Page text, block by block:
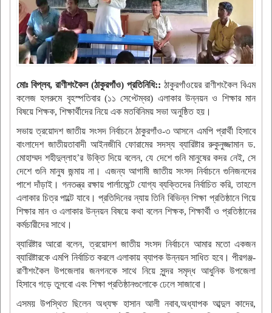
মোঃ বিপ্লব, রাণীশংকৈল (ঠাকুরগাঁও) প্রতিনিধি:: ঠাকুরগাঁওয়ের রাণীশংকৈল বিএম
কলেজ হলরুমে বৃহস্পতিবার (১১ সেপ্টেম্বর) এলাকার উন্নয়ন ও শিক্ষার মান
বিষয়ে শিক্ষক, শিক্ষার্থীদের নিয়ে এক মতবিনিময় সভা অনুষ্ঠিত হয়।
সভায় ত্রয়োদশ জাতীয় সংসদ নির্বাচনে ঠাকুরগাঁও-৩ আসনে এমপি প্রার্থী হিসাবে
বাংলাদেশ জাতীয়তাবাদী আইনজীবি ফোরামের সদস্য ব্যারিষ্টার রুকুনুজ্জামান ড.
মোহাম্মদ শহীদুল্লাহ’র উক্তি দিয়ে বলেন, যে দেশে গুনি মানুষের কদর নেই, সে
দেশে গুনি মানুষ জন্মায় না। এজন্য আগামী জাতীয় সংসদ নির্বাচনে গুনিজনদের
পাশে দাঁড়াই। গনতন্ত্র রক্ষায় পার্লামেন্টে যোগ্য ব্যক্তিদের নির্বাচিত করি, তাহলে
এলাকার চিত্র পাল্টে যাবে। প্রতিদিনের ন্যায় তিনি বিভিন্ন শিক্ষা প্রতিষ্ঠানে গিয়ে
শিক্ষার মান ও এলাকার উন্নয়ন বিষয়ে কথা বলেন শিক্ষক, শিক্ষার্থী ও প্রতিষ্ঠানের
কর্মচারীদের সাথে।
ব্যারিষ্টার আরো বলেন, ত্রয়োদশ জাতীয় সংসদ নির্বাচনে আমার মতো একজন
ব্যারিষ্টারকে এমপি নির্বাচিত করলে এলাকায় ব্যাপক উন্নয়ন সাধিত হবে। পীরগঞ্জ-
রাণীশংকৈল উপজেলার জনগনকে সাথে নিয়ে সুন্দর সমৃদ্ধ আধুনিক উপজেলা
হিসাবে গড়ে তুলবো এবং শিক্ষা প্রতিষ্ঠানগুলোকে ঢেলে সাজাবো।
এসময় উপস্থিত ছিলেন অধ্যক্ষ হাসান আলী নবাব,অধ্যাপক আব্দুল কাদের,